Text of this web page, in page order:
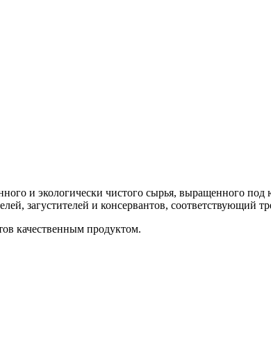
и экологически чистого сырья, выращенного
загустителей и консервантов, соответствующий
качественным продуктом.